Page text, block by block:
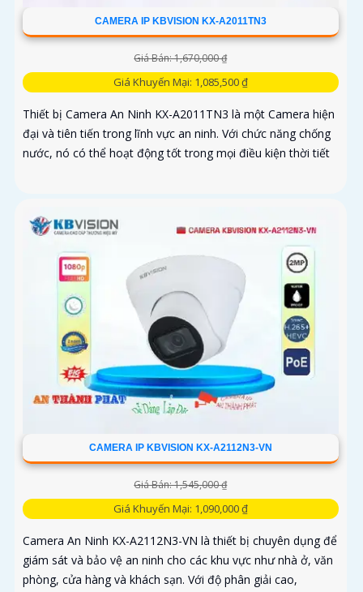
CAMERA IP KBVISION KX-A2011TN3
Giá Bán: 1,670,000 ₫
Giá Khuyến Mại: 1,085,500 ₫
Thiết bị Camera An Ninh KX-A2011TN3 là một Camera hiện
đại và tiên tiến trong lĩnh vực an ninh. Với chức năng chống
nước, nó có thể hoạt động tốt trong mọi điều kiện thời tiết
CAMERA IP KBVISION KX-A2112N3-VN
Giá Bán: 1,545,000 ₫
Giá Khuyến Mại: 1,090,000 ₫
Camera An Ninh KX-A2112N3-VN là thiết bị chuyên dụng để
giám sát và bảo vệ an ninh cho các khu vực như nhà ở, văn
phòng, cửa hàng và khách sạn. Với độ phân giải cao,